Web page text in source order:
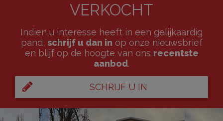
VERKOCHT
Indien u interesse heeft in een gelijkaardig
pand, schrijf u dan in op onze nieuwsbrief
en blijf op de hoogte van ons recentste
aanbod.
SCHRIJF U IN